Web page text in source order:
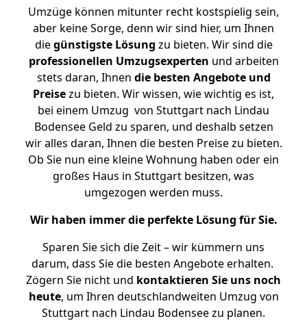
Umzüge können mitunter recht kostspielig sein,
aber keine Sorge, denn wir sind hier, um Ihnen
diegünstigste Lösung zu bieten. Wir sind die
professionellen Umzugsexperten und arbeiten
stets daran, Ihnen die besten Angebote und
Preisezu bieten. Wir wissen, wie wichtig es ist,
bei einem Umzug von Stuttgart nach Lindau
Bodensee Geld zu sparen, und deshalb setzen
wir alles daran, Ihnen die besten Preise zu bieten.
Ob Sie nun eine kleine Wohnung haben oder ein
großes Haus in Stuttgart besitzen, was
umgezogen werden muss.
Wir haben immer die perfekte Lösung für Sie.
Sparen Sie sich die Zeit – wir kümmern uns
darum, dass Sie die besten Angebote erhalten.
Zögern Sie nicht und kontaktieren Sie uns noch
heute, um Ihren deutschlandweiten Umzug von
Stuttgart nach Lindau Bodensee zu planen.